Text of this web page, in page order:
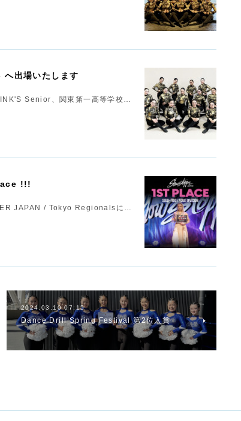
出場いたします
Senior、関東第一高等学校…
!!!
JAPAN / Tokyo Regionalsに…
2024.03.10 07:15
Dance Drill Spring Festival 第2位入賞